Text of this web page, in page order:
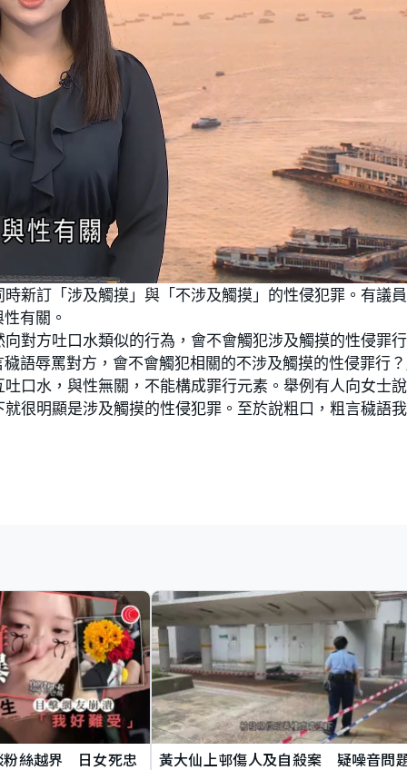
新訂「涉及觸摸」與「不涉及觸摸」的性侵犯罪。有議
有關。
對方吐口水類似的行為，會不會觸犯涉及觸摸的性侵罪
語辱罵對方，會不會觸犯相關的不涉及觸摸的性侵罪行
口水，與性無關，不能構成罪行元素。舉例有人向女士
很明顯是涉及觸摸的性侵犯罪。至於說粗口，粗言穢語
粉絲越界 日女死忠
黃大仙上邨傷人及自殺案 疑噪音問